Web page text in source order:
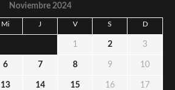
Noviembre 2024
Mi J V S D
1 2 3
6 7 8 9 10
13 14 15 16 17